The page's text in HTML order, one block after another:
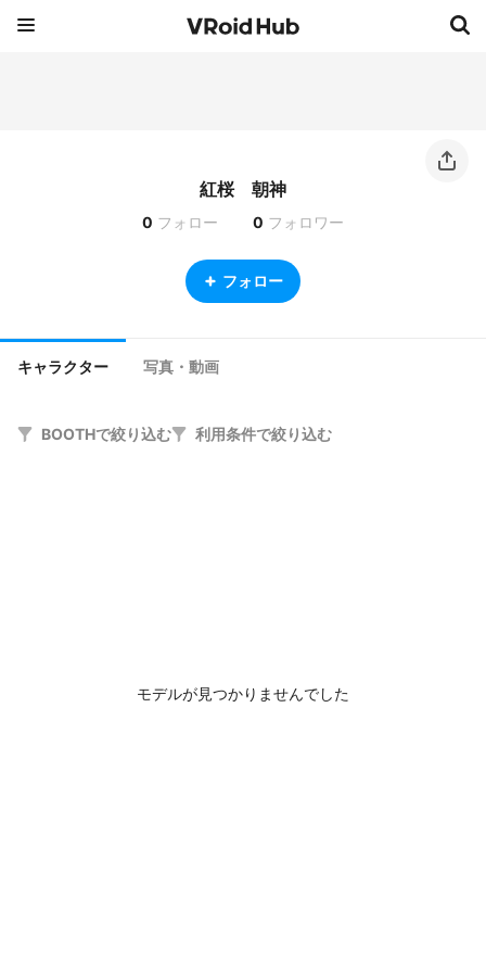
紅桜 朝神
0 フォロー 0 フォロワー
フォロー
キャラクター 写真・動画
BOOTHで絞り込む 利用条件で絞り込む
モデルが見つかりませんでした